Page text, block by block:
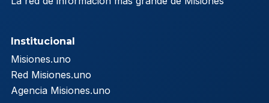
Institucional
Misiones.uno
Red Misiones.uno
Agencia Misiones.uno